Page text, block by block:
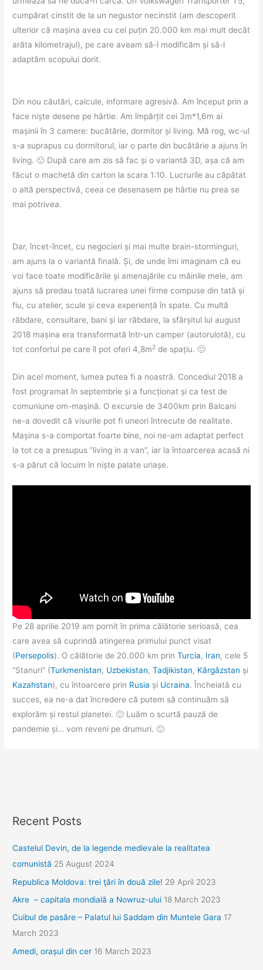
cumpărat cinstit de la un negustor necinstit (am descoperit
ulterior că mașina avea cu cel puțin 20.000 km mai mult decât
arăta kilometrajul), pe care aveam să-l modificăm și să-l
adaptăm scopului dorit.
Din nou căutări, calcule, informare agresivă. Am început prin a
face niște desene pe hârtie. Am împărțit cei 3m*1,6m ai
mașinii în 3 camere: bucătărie, dormitor și living. Mă rog, wc-ul
s-a suprapus cu dormitorul, iar o parte din bucătărie a ajuns în
living. 🙂 După care am zis să fac și o variantă 3D, așa că am
făcut o machetă din carton la scara 1:10. Lucrurile au căpătat
o altă perspectivă, ceea ce desenasem pe hârtie nu prea se
mai potrivea.
Dar, încet-încet, cu negocieri și mai multe brain-storminguri,
am ajuns la o variantă finală. Și, de unde îmi imaginam că eu
voi face toate modificările și amenajările cu mâinile mele, am
ajuns să predau toată lucrarea unei firme compuse din tată și
fiu, cu atelier, scule și ceva experiență în spate. Cu multă
răbdare, consultare, bani și iar răbdare, la sfârșitul lui august
2018 mașina era transformată într-un camper (autorulotă), cu
tot confortul pe care îl pot oferi 4,8m2 de spațiu. 🙂
Din acel moment, lumea putea fi a noastră. Concediul 2018 a
fost programat în septembrie și a funcționat și ca test de
comuniune om-mașină. O excursie de 3400km prin Balcani
ne-a dovedit că visurile pot fi uneori întrecute de realitate.
Mașina s-a comportat foarte bine, noi ne-am adaptat perfect
la tot ce a presupus ”living in a van”, iar la întoarcerea acasă ni
s-a părut că locuim în niște palate uriașe.
Pe 28 aprilie 2019 am pornit în prima călătorie serioasă, cea
care avea să cuprindă atingerea primului punct visat
(Persepolis). O călătorie de 20.000 km prinTurcia, Iran, cele 5
”Stanuri” (Turkmenistan, Uzbekistan,Tadjikistan, Kârgâzstan și
Kazahstan), cu întoarcere prin Rusia și Ucraina. Încheiată cu
succes, ea ne-a dat încredere că putem să continuăm să
explorăm și restul planetei. 🙂 Luăm o scurtă pauză de
pandemie și… vom reveni pe drumuri. 🙂
Recent Posts
Castelul Devin, de la legende medievale la realitatea
comunistă 25 August 2024
Republica Moldova: trei ţări în două zile! 29 April 2023
Akre – capitala mondială a Nowruz-ului 18 March 2023
Cuibul de pasăre – Palatul lui Saddam din Muntele Gara 17
March 2023
Amedi, orașul din cer 16 March 2023